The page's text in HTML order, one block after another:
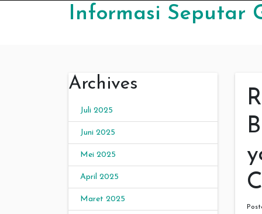
Informasi Seputar
Archives
Juli 2025
Juni 2025
Mei 2025
April 2025
Maret 2025